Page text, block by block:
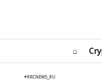
⌂
RRCNEWS_RU